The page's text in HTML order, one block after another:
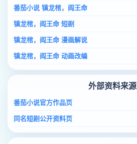
番茄小说 镇龙棺，阎王命
镇龙棺，阎王命 短剧
镇龙棺，阎王命 漫画解说
镇龙棺，阎王命 动画改编
外部资料来源
番茄小说官方作品页
同名短剧公开资料页